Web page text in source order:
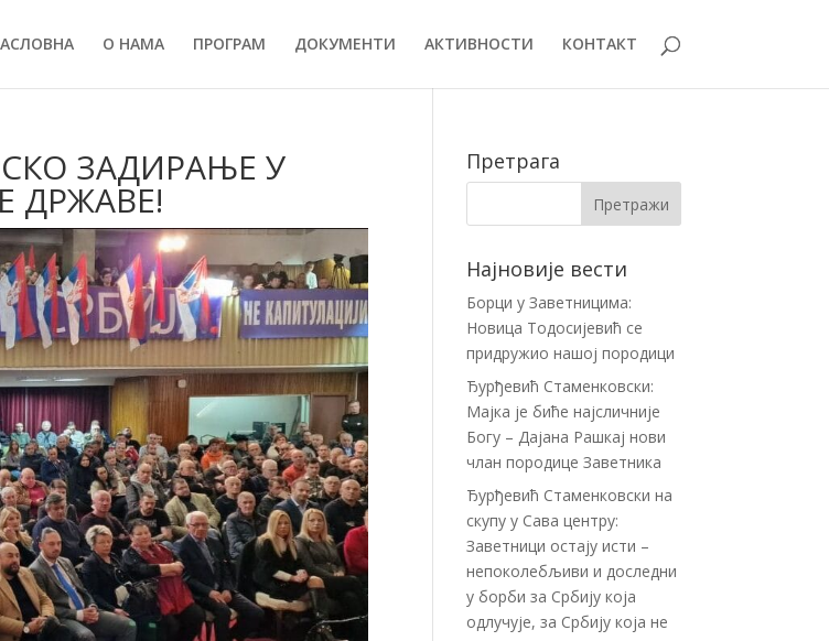
О НАМА ПРОГРАМ ДОКУМЕНТИ АКТИВНОСТИ КОНТАКТ
ЗАДИРАЊЕ У
ДРЖАВЕ!
Претрага
Најновије вести
Борци у Заветницима:
Новица Тодосијевић се
придружио нашој породици
Ђурђевић Стаменковски:
Мајка је биће најсличније
Богу – Дајана Рашкај нови
члан породице Заветника
Ђурђевић Стаменковски на
скупу у Сава центру:
Заветници остају исти –
непоколебљиви и доследни
у борби за Србију која
одлучује, за Србију која не